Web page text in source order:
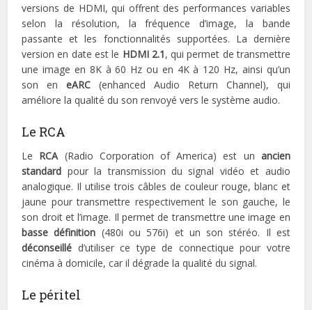
versions de HDMI, qui offrent des performances variables
selon la résolution, la fréquence d’image, la bande
passante et les fonctionnalités supportées. La dernière
version en date est le HDMI 2.1, qui permet de transmettre
une image en 8K à 60 Hz ou en 4K à 120 Hz, ainsi qu’un
son eneARC (enhanced Audio Return Channel), qui
améliore la qualité du son renvoyé vers le système audio.
Le RCA
Le RCA(Radio Corporation of America) est un ancien
standard pour la transmission du signal vidéo et audio
analogique. Il utilise trois câbles de couleur rouge, blanc et
jaune pour transmettre respectivement le son gauche, le
son droit et l’image. Il permet de transmettre une image en
basse définition (480i ou 576i) et un son stéréo. Il est
déconseillé d’utiliser ce type de connectique pour votre
cinéma à domicile, car il dégrade la qualité du signal.
Le péritel